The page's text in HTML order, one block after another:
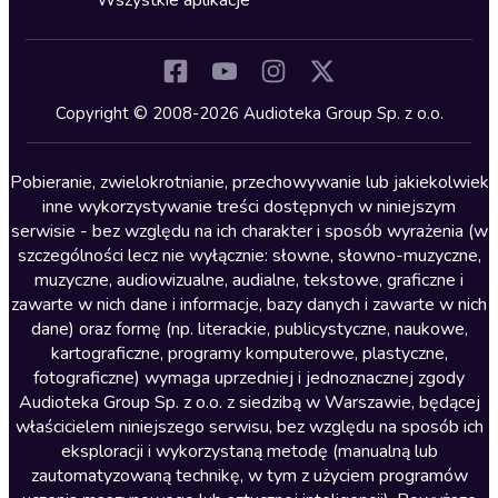
Kryminały
Lektury szkolne
Literatura anglojęzyczna
Literatura faktu
Literatura obyczajowa
Literatura piękna obca
Literatura piękna polska
Nagrania relaksacyjne
Nauka języków
Nauki humanistyczne
Podcasty i audycje
Copyright © 2008-2026 Audioteka Group Sp. z o.o.
Pobieranie, zwielokrotnianie, przechowywanie lub jakiekolwiek
inne wykorzystywanie treści dostępnych w niniejszym
serwisie - bez względu na ich charakter i sposób wyrażenia (w
szczególności lecz nie wyłącznie: słowne, słowno-muzyczne,
muzyczne, audiowizualne, audialne, tekstowe, graficzne i
zawarte w nich dane i informacje, bazy danych i zawarte w nich
dane) oraz formę (np. literackie, publicystyczne, naukowe,
kartograficzne, programy komputerowe, plastyczne,
fotograficzne) wymaga uprzedniej i jednoznacznej zgody
Audioteka Group Sp. z o.o. z siedzibą w Warszawie, będącej
właścicielem niniejszego serwisu, bez względu na sposób ich
eksploracji i wykorzystaną metodę (manualną lub
zautomatyzowaną technikę, w tym z użyciem programów